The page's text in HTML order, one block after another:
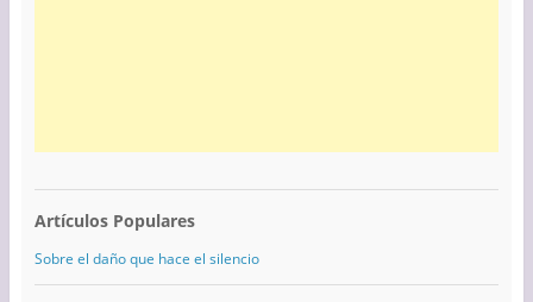
Artículos Populares
Sobre el daño que hace el silencio